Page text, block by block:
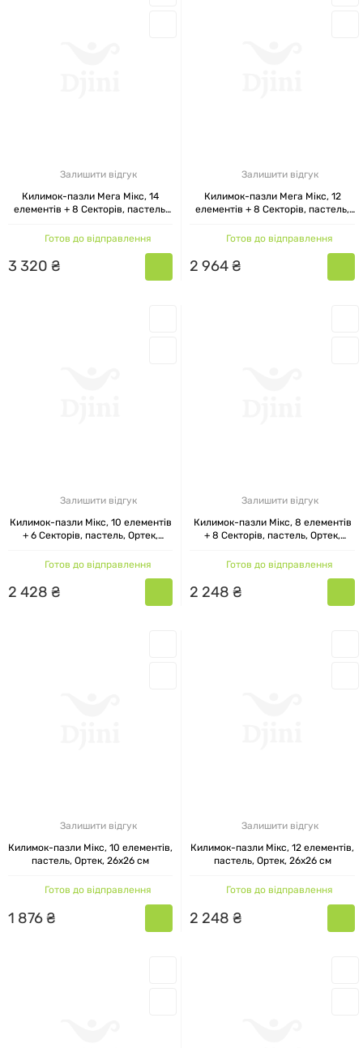
Залишити відгук
Килимок-пазли Мега Мікс, 14
елементів + 8 Секторів, пастель,
Готов до відправлення
3 320 ₴
Залишити відгук
Килимок-пазли Мега Мікс, 12
елементів + 8 Секторів, пастель,
Готов до відправлення
2 964₴
Залишити відгук
Килимок-пазли Мікс, 10 елементів
+ 6 Секторів, пастель, Ортек,
Готов до відправлення
2 428 ₴
Залишити відгук
Килимок-пазли Мікс, 8 елементів
+ 8 Секторів, пастель, Ортек,
Готов до відправлення
2 248 ₴
Залишити відгук
Килимок-пазли Мікс, 10 елементів,
пастель, Ортек, 26x26 см
Готов до відправлення
1 876₴
Залишити відгук
Килимок-пазли Мікс, 12 елементів,
пастель, Ортек, 26x26 см
Готов до відправлення
2 248 ₴